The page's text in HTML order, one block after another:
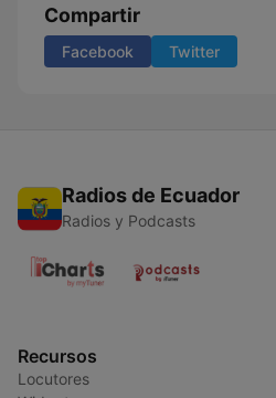
Compartir
Facebook Twitter
Radios de Ecuador
Radios y Podcasts
Recursos
Locutores